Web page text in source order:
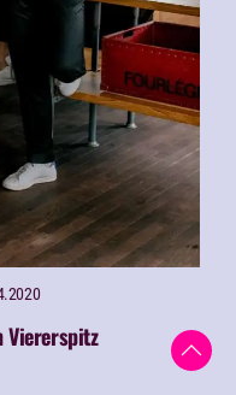
Viererspitz